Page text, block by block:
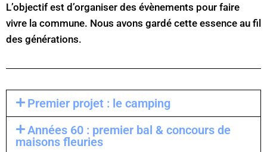
L’objectif est d’organiser des évènements pour faire
vivre la commune. Nous avons gardé cette essence au fil
des générations.
Premier projet : le camping
Années 60 : premier bal & concours de
maisons fleuries